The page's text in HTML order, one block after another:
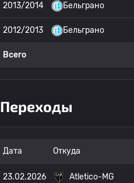
2013/2014 Бельграно
2012/2013 Бельграно
Всего
Переходы
Дата Откуда
23.02.2026 Atletico-MG